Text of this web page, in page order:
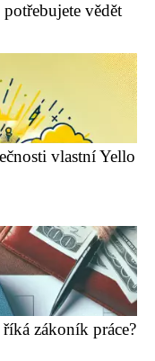
vědět
vlastní Yello
zákoník práce?